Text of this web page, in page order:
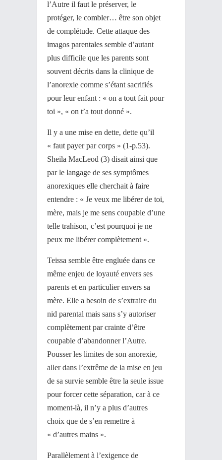
l’Autre il faut le préserver, le
protéger, le combler… être son objet
de complétude. Cette attaque des
imagos parentales semble d’autant
plus difficile que les parents sont
souvent décrits dans la clinique de
l’anorexie comme s’étant sacrifiés
pour leur enfant : « on a tout fait pour
toi », « on t’a tout donné ».
Il y a une mise en dette, dette qu’il
« faut payer par corps » (1-p.53).
Sheila MacLeod (3) disait ainsi que
par le langage de ses symptômes
anorexiques elle cherchait à faire
entendre : « Je veux me libérer de toi,
mère, mais je me sens coupable d’une
telle trahison, c’est pourquoi je ne
peux me libérer complètement ».
Teissa semble être engluée dans ce
même enjeu de loyauté envers ses
parents et en particulier envers sa
mère. Elle a besoin de s’extraire du
nid parental mais sans s’y autoriser
complètement par crainte d’être
coupable d’abandonner l’Autre.
Pousser les limites de son anorexie,
aller dans l’extrême de la mise en jeu
de sa survie semble être la seule issue
pour forcer cette séparation, car à ce
moment-là, il n’y a plus d’autres
choix que de s’en remettre à
« d’autres mains ».
Parallèlement à l’exigence de